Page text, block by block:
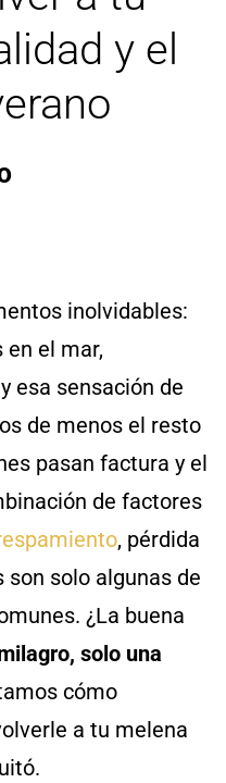
y el
inolvidables:
en el mar,
esa sensación de
de menos el resto
pasan factura y el
de factores
, pérdida
solo algunas de
¿La buena
solo una
cómo
a tu melena